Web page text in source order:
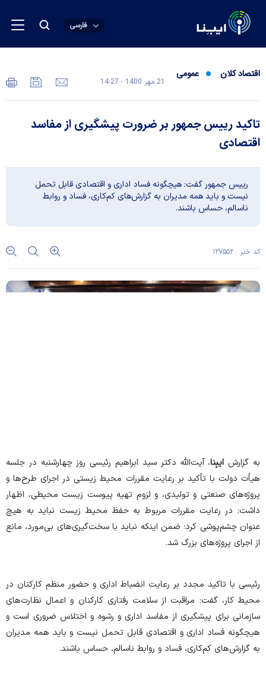
فارسی
اقتصاد کلان عمومی
21 مهر 1400 - 14:27
تاکید رییس جمهور بر ضرورت پیشگیری از مفاسد
اقتصادی
رییس جمهور گفت: هیچگونه فساد اداری و اقتصادی قابل تحمل
نیست و باید همه مدیران به گزارش‌های کم‌کاری، فساد و روابط
ناسالم، حساس باشند.
کد خبر : ۱۲۷۵۵۲
به گزارش ایبِنا، آیت‌الله دکتر سید ابراهیم رئیسی روز چهارشنبه در جلسه
هیأت دولت با تأکید بر رعایت مقررات محیط زیستی در اجرای طرح‌ها و
پروژه‌های صنعتی و تولیدی، و لزوم تهیه پیوست زیست محیطی، اظهار
داشت: در رعایت مقررات مربوط به حفظ محیط زیست نباید به هیچ
عنوان چشم‌پوشی کرد؛ ضمن اینکه نباید با سخت‌گیری‌های بی‌مورد، مانع
از اجرای پروژه‌های بزرگ شد.
رئیسی با تاکید مجدد بر رعایت انضباط اداری و حضور منظم کارکنان در
محیط کار، گفت: مراقبت از سلامت رفتاری کارکنان و اعمال نظارت‌های
سازمانی برای پیشگیری از مفاسد اداری و رشوه و اختلاس ضروری است و
هیچگونه فساد اداری و اقتصادی قابل تحمل نیست و باید همه مدیران
به گزارش‌های کم‌کاری، فساد و روابط ناسالم، حساس باشند.